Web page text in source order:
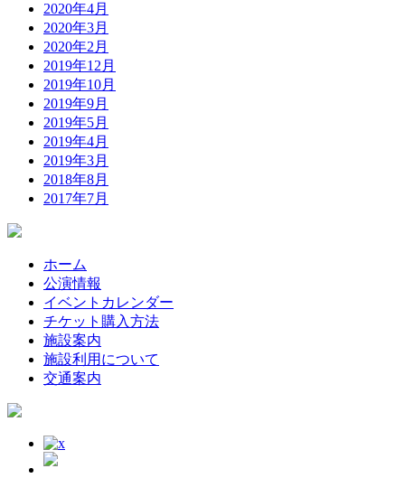
2020年4月
2020年3月
2020年2月
2019年12月
2019年10月
2019年9月
2019年5月
2019年4月
2019年3月
2018年8月
2017年7月
ホーム
公演情報
イベントカレンダー
チケット購入方法
施設案内
施設利用について
交通案内